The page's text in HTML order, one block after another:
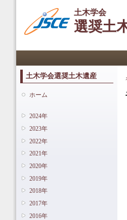
土木学会
選奨土
土木学会選奨土木遺産
ホーム
2024年
2023年
2022年
2021年
2020年
2019年
2018年
2017年
2016年